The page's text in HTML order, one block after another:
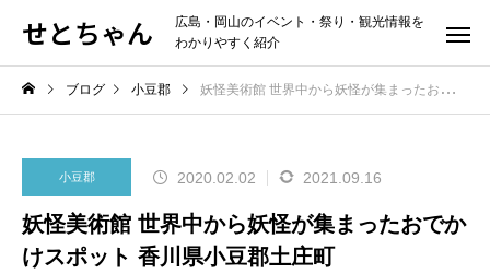
せとちゃん
広島・岡山のイベント・祭り・観光情報を
わかりやすく紹介
ブログ 小豆郡 妖怪美術館 世界中から妖怪が集まったおでかけスポット 香川県小豆郡土庄町
小豆郡 2020.02.02 2021.09.16
妖怪美術館 世界中から妖怪が集まったおでか
けスポット 香川県小豆郡土庄町